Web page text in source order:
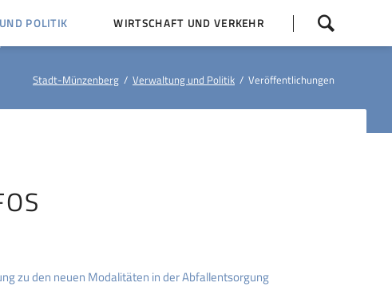
überspringen
POLITIK WIRTSCHAFT UND VERKEHR
Stadt-Münzenberg Verwaltung und Politik Veröffentlichungen
zu den neuen Modalitäten in der Abfallentsorgung